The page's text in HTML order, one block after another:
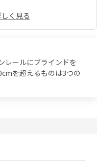
く見る
レールにブラインドを
を超えるものは3つの